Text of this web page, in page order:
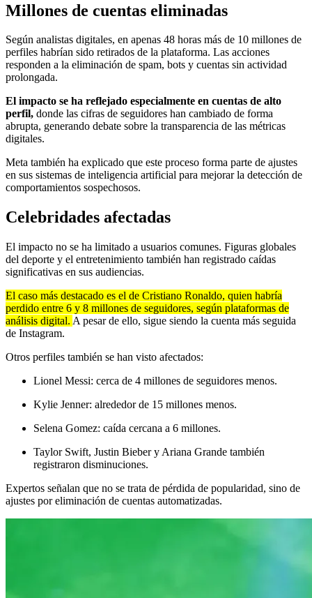
Millones de cuentas eliminadas
Según analistas digitales, en apenas 48 horas más de 10 millones de
perfiles habrían sido retirados de la plataforma. Las acciones
responden a la eliminación de spam, bots y cuentas sin actividad
prolongada.
El impacto se ha reflejado especialmente en cuentas de alto
perfil, donde las cifras de seguidores han cambiado de forma
abrupta, generando debate sobre la transparencia de las métricas
digitales.
Meta también ha explicado que este proceso forma parte de ajustes
en sus sistemas de inteligencia artificial para mejorar la detección de
comportamientos sospechosos.
Celebridades afectadas
El impacto no se ha limitado a usuarios comunes. Figuras globales
del deporte y el entretenimiento también han registrado caídas
significativas en sus audiencias.
El caso más destacado es el de Cristiano Ronaldo, quien habría
perdido entre 6 y 8 millones de seguidores, según plataformas de
análisis digital. A pesar de ello, sigue siendo la cuenta más seguida
de Instagram.
Otros perfiles también se han visto afectados:
Lionel Messi: cerca de 4 millones de seguidores menos.
Kylie Jenner: alrededor de 15 millones menos.
Selena Gomez: caída cercana a 6 millones.
Taylor Swift, Justin Bieber y Ariana Grande también
registraron disminuciones.
Expertos señalan que no se trata de pérdida de popularidad, sino de
ajustes por eliminación de cuentas automatizadas.